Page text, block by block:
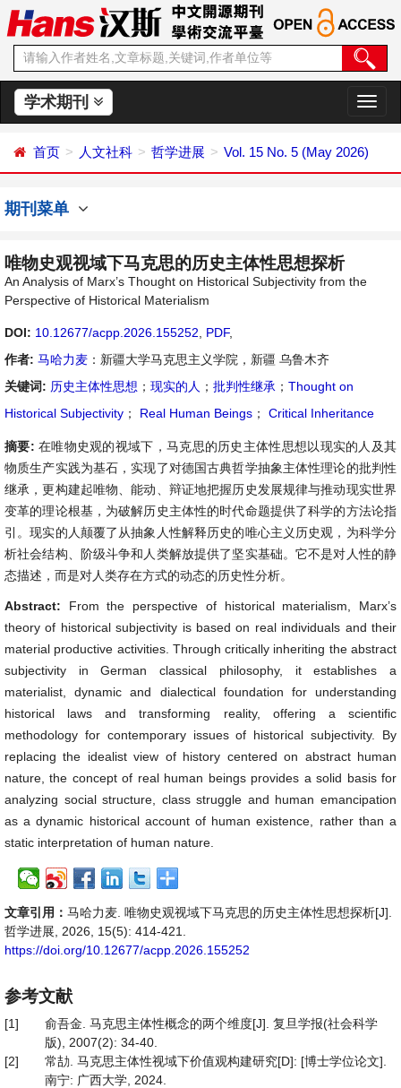
学术期刊
切
换
航
首页 人文社科 哲学进展 Vol. 15 No. 5 (May 2026)
期刊菜单
唯物史观视域下马克思的历史主体性思想探析
An Analysis of Marx’s Thought on Historical Subjectivity from the
Perspective of Historical Materialism
DOI: 10.12677/acpp.2026.155252 PDF,
作者: 马哈力麦 ：新疆大学马克思主义学院，新疆 乌鲁木齐
关键词: 历史主体性思想 ； 现实的人 ； 批判性继承 ； Thought on
Historical Subjectivity ； Real Human Beings ； Critical Inheritance
摘要: 在唯物史观的视域下，马克思的历史主体性思想以现实的人及其
物质生产实践为基石，实现了对德国古典哲学抽象主体性理论的批判性
继承，更构建起唯物、能动、辩证地把握历史发展规律与推动现实世界
变革的理论根基，为破解历史主体性的时代命题提供了科学的方法论指
引。现实的人颠覆了从抽象人性解释历史的唯心主义历史观，为科学分
析社会结构、阶级斗争和人类解放提供了坚实基础。它不是对人性的静
态描述，而是对人类存在方式的动态的历史性分析。
Abstract: From the perspective of historical materialism, Marx’s
theory of historical subjectivity is based on real individuals and their
material productive activities. Through critically inheriting the abstract
subjectivity in German classical philosophy, it establishes a
materialist, dynamic and dialectical foundation for understanding
historical laws and transforming reality, offering a scientific
methodology for contemporary issues of historical subjectivity. By
replacing the idealist view of history centered on abstract human
nature, the concept of real human beings provides a solid basis for
analyzing social structure, class struggle and human emancipation
as a dynamic historical account of human existence, rather than a
static interpretation of human nature.
文章引用： 马哈力麦. 唯物史观视域下马克思的历史主体性思想探析[J].
哲学进展, 2026, 15(5): 414-421.
https://doi.org/10.12677/acpp.2026.155252
参考文献
[1]
俞吾金. 马克思主体性概念的两个维度[J]. 复旦学报(社会科学
版), 2007(2): 34-40.
[2]
常劼. 马克思主体性视域下价值观构建研究[D]: [博士学位论文].
南宁: 广西大学, 2024.